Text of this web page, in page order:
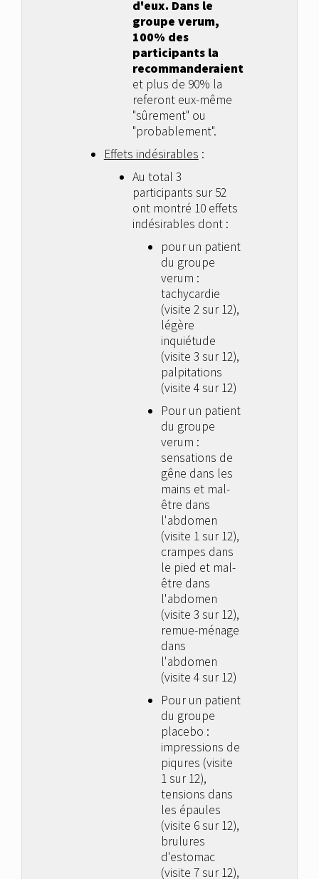
d'eux. Dans le
groupe verum,
100% des
participants la
recommanderaient
et plus de 90% la
referont eux-même
"sûrement" ou
"probablement".
Effets indésirables :
Au total 3
participants sur 52
ont montré 10 effets
indésirables dont :
pour un patient
du groupe
verum :
tachycardie
(visite 2 sur 12),
légère
inquiétude
(visite 3 sur 12),
palpitations
(visite 4 sur 12)
Pour un patient
du groupe
verum :
sensations de
gêne dans les
mains et mal-
être dans
l'abdomen
(visite 1 sur 12),
crampes dans
le pied et mal-
être dans
l'abdomen
(visite 3 sur 12),
remue-ménage
dans
l'abdomen
(visite 4 sur 12)
Pour un patient
du groupe
placebo :
impressions de
piqures (visite
1 sur 12),
tensions dans
les épaules
(visite 6 sur 12),
brulures
d'estomac
(visite 7 sur 12),